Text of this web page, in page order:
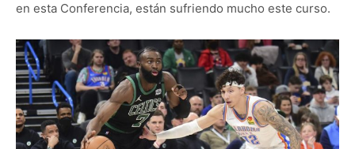
en esta Conferencia, están sufriendo mucho este curso.